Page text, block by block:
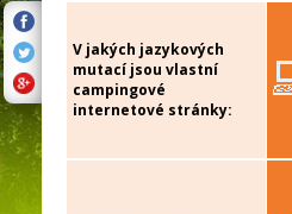
V jakých jazykových
mutací jsou vlastní
campingové
internetové stránky: